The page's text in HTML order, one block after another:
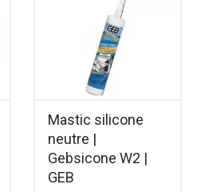
Mastic silicone
neutre |
Gebsicone W2 |
GEB